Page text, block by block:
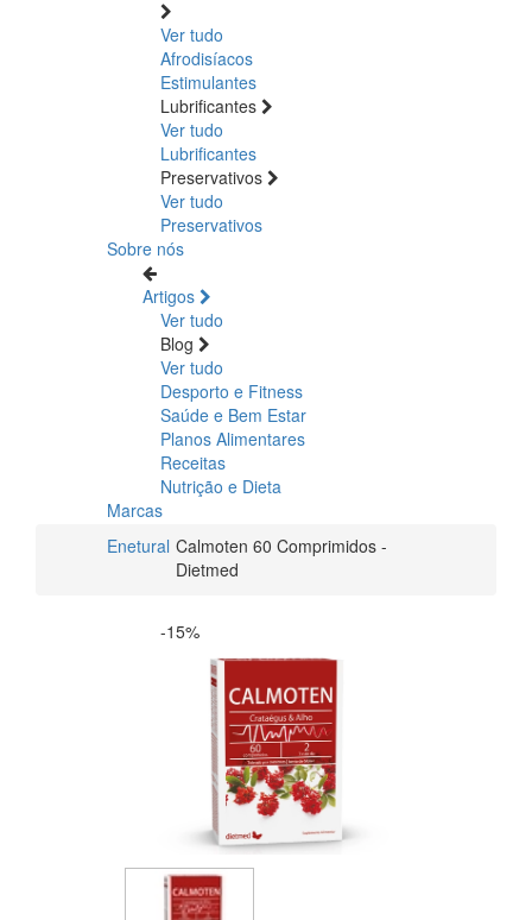
Ver tudo
Afrodisíacos
Estimulantes
Lubrificantes
Ver tudo
Lubrificantes
Preservativos
Ver tudo
Preservativos
Sobre nós
Artigos
Ver tudo
Blog
Ver tudo
Desporto e Fitness
Saúde e Bem Estar
Planos Alimentares
Receitas
Nutrição e Dieta
Marcas
Enetural Calmoten 60 Comprimidos -
Dietmed
-15%